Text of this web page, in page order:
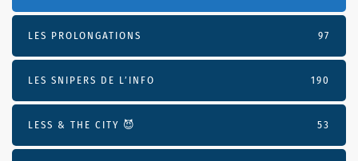
LES PROLONGATIONS 97
LES SNIPERS DE L’INFO 190
LESS & THE CITY 😈 53